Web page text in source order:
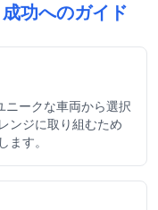
功へのガイド
ークな車両から選択
ンジに取り組むため
す。